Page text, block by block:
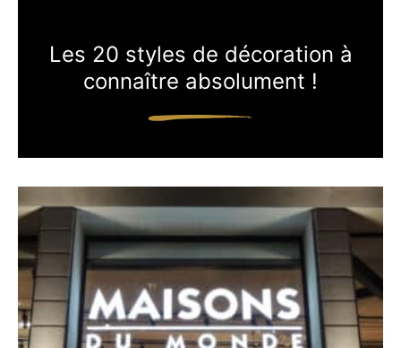
Les 20 styles de décoration à
connaître absolument !